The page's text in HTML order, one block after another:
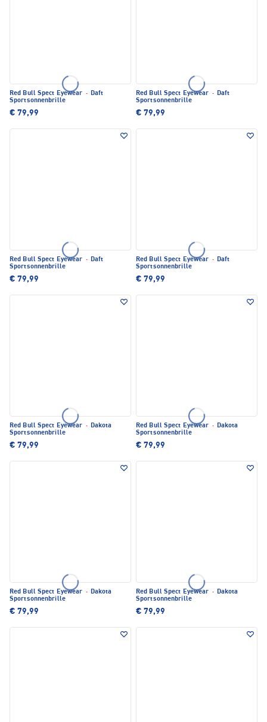
Red Bull Spect Eyewear · Daft
Sportsonnenbrille
€ 79,99
Red Bull Spect Eyewear · Daft
Sportsonnenbrille
€ 79,99
Red Bull Spect Eyewear · Daft
Sportsonnenbrille
€ 79,99
Red Bull Spect Eyewear · Daft
Sportsonnenbrille
€ 79,99
Red Bull Spect Eyewear · Dakota
Sportsonnenbrille
€ 79,99
Red Bull Spect Eyewear · Dakota
Sportsonnenbrille
€ 79,99
Red Bull Spect Eyewear · Dakota
Sportsonnenbrille
€ 79,99
Red Bull Spect Eyewear · Dakota
Sportsonnenbrille
€ 79,99